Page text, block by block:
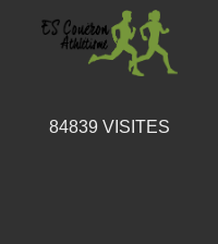
84839 VISITES